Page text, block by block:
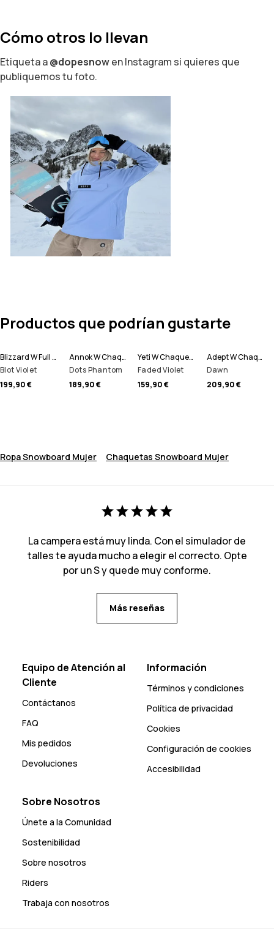
Cómo otros lo llevan
Etiqueta a@dopesnowen Instagram si quieres que
publiquemos tu foto.
Productos que podrían gustarte
Blizzard W Full Zip Chaqueta Snowboard Mujer
Blot Violet
199,90 €
Annok W Chaqueta Snowboard Mujer
Dots Phantom
189,90 €
Yeti W Chaqueta Snowboard Mujer
Faded Violet
159,90 €
Adept W Chaqueta Snowboard Mujer
Dawn
209,90 €
Ropa Snowboard Mujer Chaquetas Snowboard Mujer
La campera está muy linda. Con el simulador de
talles te ayuda mucho a elegir el correcto. Opte
por un S y quede muy conforme.
Más reseñas
Equipo de Atención al
Cliente
Contáctanos
FAQ
Mis pedidos
Devoluciones
Información
Términos y condiciones
Política de privacidad
Cookies
Configuración de cookies
Accesibilidad
Sobre Nosotros
Únete a la Comunidad
Sostenibilidad
Sobre nosotros
Riders
Trabaja con nosotros